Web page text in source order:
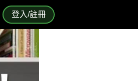
登入/註冊